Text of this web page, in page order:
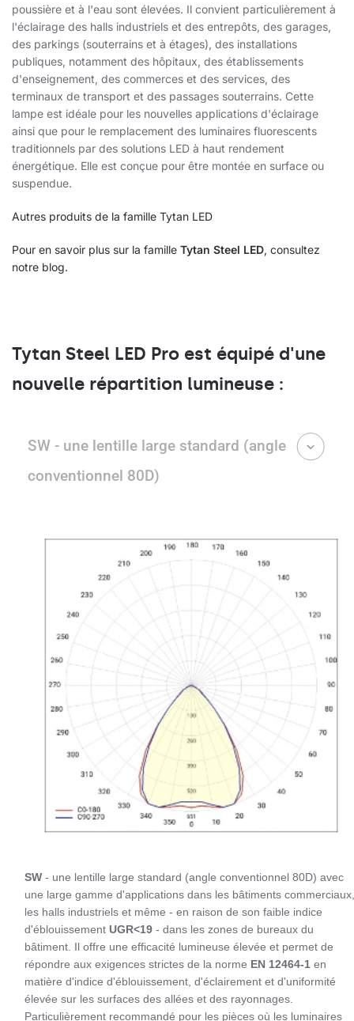
poussière et à l'eau sont élevées. Il convient particulièrement à
l'éclairage des halls industriels et des entrepôts, des garages,
des parkings (souterrains et à étages), des installations
publiques, notamment des hôpitaux, des établissements
d'enseignement, des commerces et des services, des
terminaux de transport et des passages souterrains. Cette
lampe est idéale pour les nouvelles applications d'éclairage
ainsi que pour le remplacement des luminaires fluorescents
traditionnels par des solutions LED à haut rendement
énergétique. Elle est conçue pour être montée en surface ou
suspendue.
Autres produits de la famille Tytan LED
Pour en savoir plus sur la famille Tytan Steel LED, consultez
notre blog.
Tytan Steel LED Pro est équipé d'une
nouvelle répartition lumineuse :
SW - une lentille large standard (angle
conventionnel 80D)
SW - une lentille large standard (angle conventionnel 80D) avec
une large gamme d'applications dans les bâtiments commerciaux,
les halls industriels et même - en raison de son faible indice
d'éblouissement UGR<19 - dans les zones de bureaux du
bâtiment. Il offre une efficacité lumineuse élevée et permet de
répondre aux exigences strictes de la norme EN 12464-1 en
matière d'indice d'éblouissement, d'éclairement et d'uniformité
élevée sur les surfaces des allées et des rayonnages.
Particulièrement recommandé pour les pièces où les luminaires